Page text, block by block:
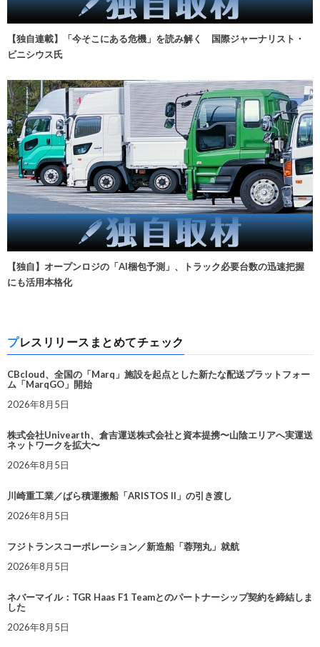
【独自連載】「今そこにある危機」を読み解く 国際ジャーナリスト・
ビニシウス氏
【独自】オープンロジの「AI梱包予測」、トラック必要台数の迅速把握
にも活用本格化
プレスリリースまとめてチェック
CBcloud、全国の「Marq」施設を起点とした新たな配送プラットフォー
ム「MarqGO」開始
2026年8月5日
株式会社Univearth、倉吉運送株式会社と資本提携〜山陰エリアへ実運送
ネットワークを拡大〜
2026年8月5日
川崎重工業／ばら積運搬船「ARISTOS II」の引き渡し
2026年8月5日
フジトランスコーポレーション／新造船「蓉翔丸」就航
2026年8月5日
ネバーマイル：TGR Haas F1 Teamとのパートナーシップ契約を締結しま
した
2026年8月5日